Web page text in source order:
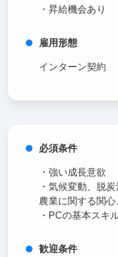
・昇給機会あり
雇用形態
インターン契約
必須条件
・強い成長意欲
・気候変動、脱
農業に関する関
・PCの基本スキ
歓迎条件